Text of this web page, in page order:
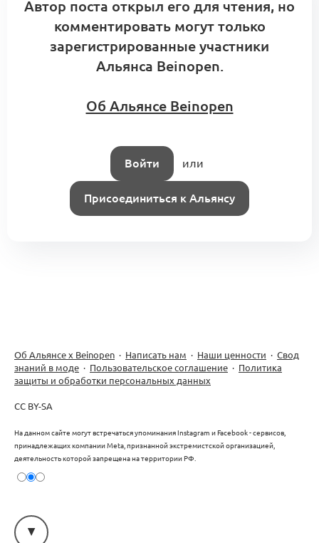
Автор поста открыл его для чтения, но
комментировать могут только
зарегистрированные участники
Альянса Beinopen.
Об Альянсе Beinopen
Войти или
Присоединиться к Альянсу
Об Альянсе х Beinopen · Написать нам · Наши ценности · Свод
знаний в моде · Пользовательское соглашение · Политика
защиты и обработки персональных данных
CC BY-SA
На данном сайте могут встречаться упоминания Instagram и Facebook - сервисов,
принадлежащих компании Meta, признанной экстремистской организацией,
деятельность которой запрещена на территории РФ.